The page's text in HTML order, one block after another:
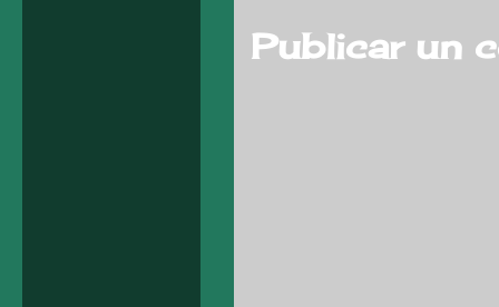
Publicar un